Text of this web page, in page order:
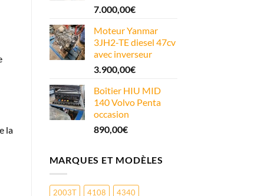
7.000,00€
Moteur Yanmar
3JH2-TE diesel 47cv
avec inverseur
3.900,00€
Boîtier HIU MID
140 Volvo Penta
occasion
890,00€
MARQUES ET MODÈLES
2003T 4108
4340
la